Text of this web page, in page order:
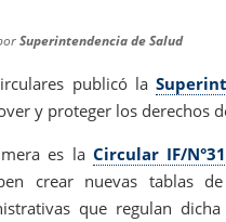
Superintendencia de Salud
publicó la
y proteger los derechos
es la Circular IF/
crear nuevas tablas
que regulan